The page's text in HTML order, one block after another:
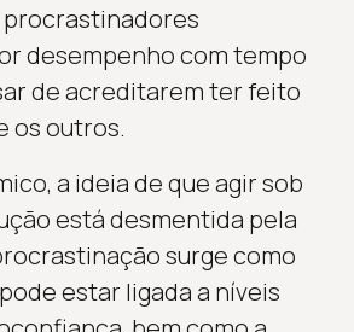
desempenho com tempo
de acreditarem ter feito
os outros.
a ideia de que agir sob
está desmentida pela
surge como
estar ligada a níveis